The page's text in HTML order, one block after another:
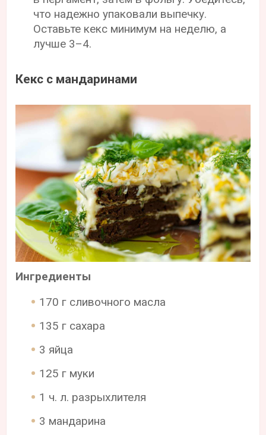
что надежно упаковали выпечку.
Оставьте кекс минимум на неделю, а
лучше 3–4.
Кекс с мандаринами
Ингредиенты
170 г сливочного масла
135 г сахара
3 яйца
125 г муки
1 ч. л. разрыхлителя
3 мандарина